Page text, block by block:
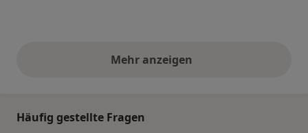
Mehr anzeigenobige Stellungnahmen
Häufig gestellte Fragen